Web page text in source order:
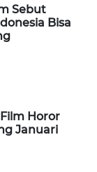
Sebut
Bisa
Horor
Januari